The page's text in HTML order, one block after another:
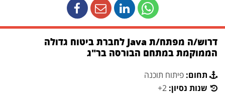
דרוש/ה מפתח/ת Java לחברת ביטוח גדולה
הממוקמת במתחם הבורסה בר"ג
תחום: פיתוח תוכנה
שנות נסיון: 2+